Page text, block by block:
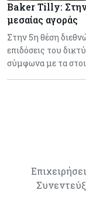
Baker Tilly:
μεσαίας αγοράς
Στην 5η θέση
επιδόσεις του
σύμφωνα με τα